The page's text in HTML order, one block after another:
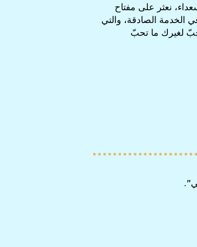
نعثر على مفتاح
الخدمة الصادقة، والتي
لغيرك ما تحبّ